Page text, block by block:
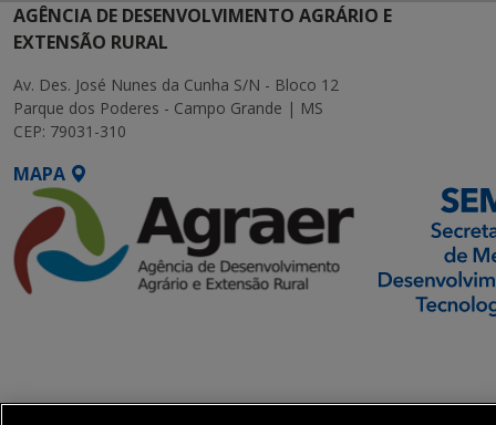
AGÊNCIA DE DESENVOLVIMENTO AGRÁRIO E
EXTENSÃO RURAL
Av. Des. José Nunes da Cunha S/N - Bloco 12
Parque dos Poderes - Campo Grande | MS
CEP: 79031-310
MAPA
Transformação Digital